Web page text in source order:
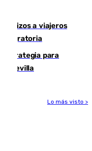
a viajeros
migratoria
estrategia para
Sevilla
Lo más visto >